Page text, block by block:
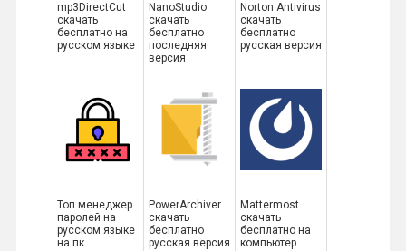
mp3DirectCut
скачать
бесплатно на
русском языке
NanoStudio
скачать
бесплатно
последняя
версия
Norton Antivirus
скачать
бесплатно
русская версия
Топ менеджер
паролей на
русском языке
на пк
PowerArchiver
скачать
бесплатно
русская версия
Mattermost
скачать
бесплатно на
компьютер